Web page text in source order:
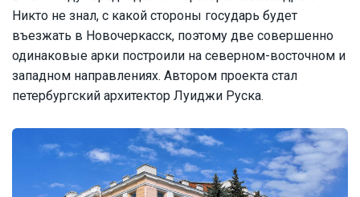
Никто не знал, с какой стороны государь будет
въезжать в Новочеркасск, поэтому две совершенно
одинаковые арки построили на северном-восточном и
западном направлениях. Автором проекта стал
петербургский архитектор Луиджи Руска.